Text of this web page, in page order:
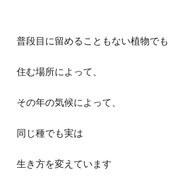
普段目に留めることもない植物でも
住む場所によって、
その年の気候によって、
同じ種でも実は
生き方を変えています